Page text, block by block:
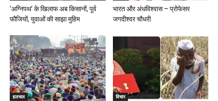
‘अग्निपथ’ के खिलाफ अब किसानों, पूर्व
फौजियों, युवाओं की साझा मुहिम
भारत और अंधविश्वास – प्रोफेसर
जगदीश्वर चौधरी
हलचल विचार